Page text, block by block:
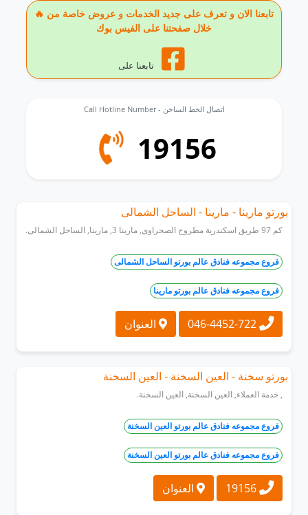
🔥 تابعنا الان و تعرف على جديد الخدمات و عروض خاصة من
خلال صفحتنا على الفيس بوك
تابعنا على
Call Hotline Number - اتصال الخط الساخن
19156
بورتو مارينا - مارينا - الساحل الشمالى
كم 97 طريق اسكندرية مطروح الصحراوى, مارينا 3, مارينا, الساحل الشمالى.
فروع مجموعه فنادق عالم بورتو الساحل الشمالى
فروع مجموعه فنادق عالم بورتو مارينا
العنوان
بورتو سخنة - العين السخنة - العين السخنة
, خدمة العملاء, العين السخنة, العين السخنة.
فروع مجموعه فنادق عالم بورتو العين السخنة
فروع مجموعه فنادق عالم بورتو العين السخنة
العنوان